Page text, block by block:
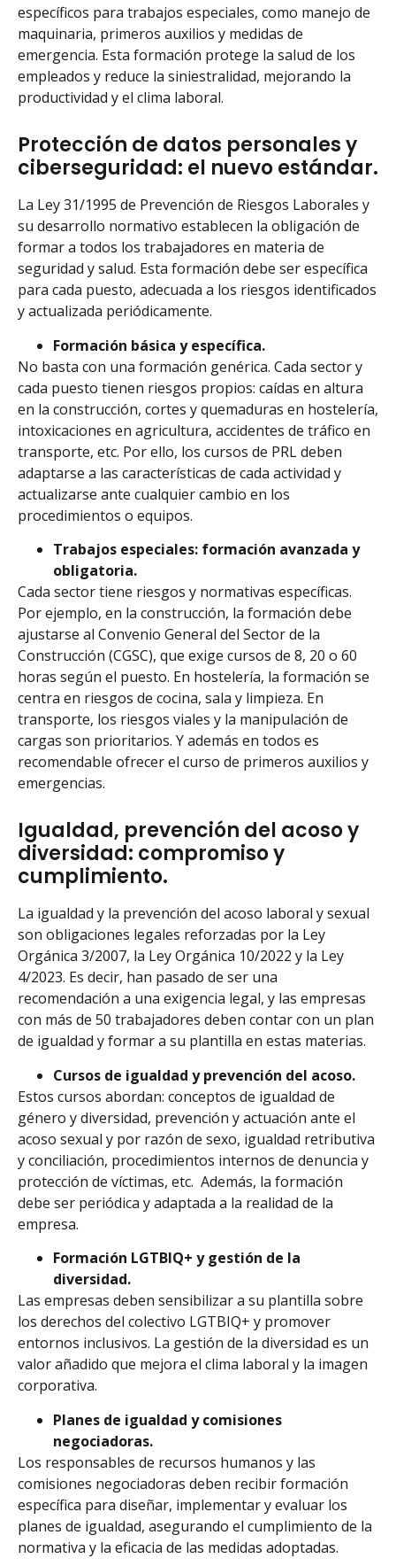
específicos para trabajos especiales, como manejo de
maquinaria, primeros auxilios y medidas de
emergencia. Esta formación protege la salud de los
empleados y reduce la siniestralidad, mejorando la
productividad y el clima laboral.
Protección de datos personales y
ciberseguridad: el nuevo estándar.
La Ley 31/1995 de Prevención de Riesgos Laborales y
su desarrollo normativo establecen la obligación de
formar a todos los trabajadores en materia de
seguridad y salud. Esta formación debe ser específica
para cada puesto, adecuada a los riesgos identificados
y actualizada periódicamente.
Formación básica y específica.
No basta con una formación genérica. Cada sector y
cada puesto tienen riesgos propios: caídas en altura
en la construcción, cortes y quemaduras en hostelería,
intoxicaciones en agricultura, accidentes de tráfico en
transporte, etc. Por ello, los cursos de PRL deben
adaptarse a las características de cada actividad y
actualizarse ante cualquier cambio en los
procedimientos o equipos.
Trabajos especiales: formación avanzada y
obligatoria.
Cada sector tiene riesgos y normativas específicas.
Por ejemplo, en la construcción, la formación debe
ajustarse al Convenio General del Sector de la
Construcción (CGSC), que exige cursos de 8, 20 o 60
horas según el puesto. En hostelería, la formación se
centra en riesgos de cocina, sala y limpieza. En
transporte, los riesgos viales y la manipulación de
cargas son prioritarios. Y además en todos es
recomendable ofrecer el curso de primeros auxilios y
emergencias.
Igualdad, prevención del acoso y
diversidad: compromiso y
cumplimiento.
La igualdad y la prevención del acoso laboral y sexual
son obligaciones legales reforzadas por la Ley
Orgánica 3/2007, la Ley Orgánica 10/2022 y la Ley
4/2023. Es decir, han pasado de ser una
recomendación a una exigencia legal, y las empresas
con más de 50 trabajadores deben contar con un plan
de igualdad y formar a su plantilla en estas materias.
Cursos de igualdad y prevención del acoso.
Estos cursos abordan: conceptos de igualdad de
género y diversidad, prevención y actuación ante el
acoso sexual y por razón de sexo, igualdad retributiva
y conciliación, procedimientos internos de denuncia y
protección de víctimas, etc. Además, la formación
debe ser periódica y adaptada a la realidad de la
empresa.
Formación LGTBIQ+ y gestión de la
diversidad.
Las empresas deben sensibilizar a su plantilla sobre
los derechos del colectivo LGTBIQ+ y promover
entornos inclusivos. La gestión de la diversidad es un
valor añadido que mejora el clima laboral y la imagen
corporativa.
Planes de igualdad y comisiones
negociadoras.
Los responsables de recursos humanos y las
comisiones negociadoras deben recibir formación
específica para diseñar, implementar y evaluar los
planes de igualdad, asegurando el cumplimiento de la
normativa y la eficacia de las medidas adoptadas.